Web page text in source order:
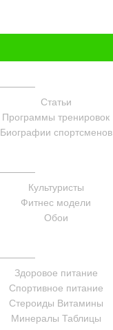
Статьи
Программы тренировок
Биографии спортсменов
Культуристы
Фитнес модели
Обои
Здоровое питание
Спортивное питание
Стероиды Витамины
Минералы Таблицы